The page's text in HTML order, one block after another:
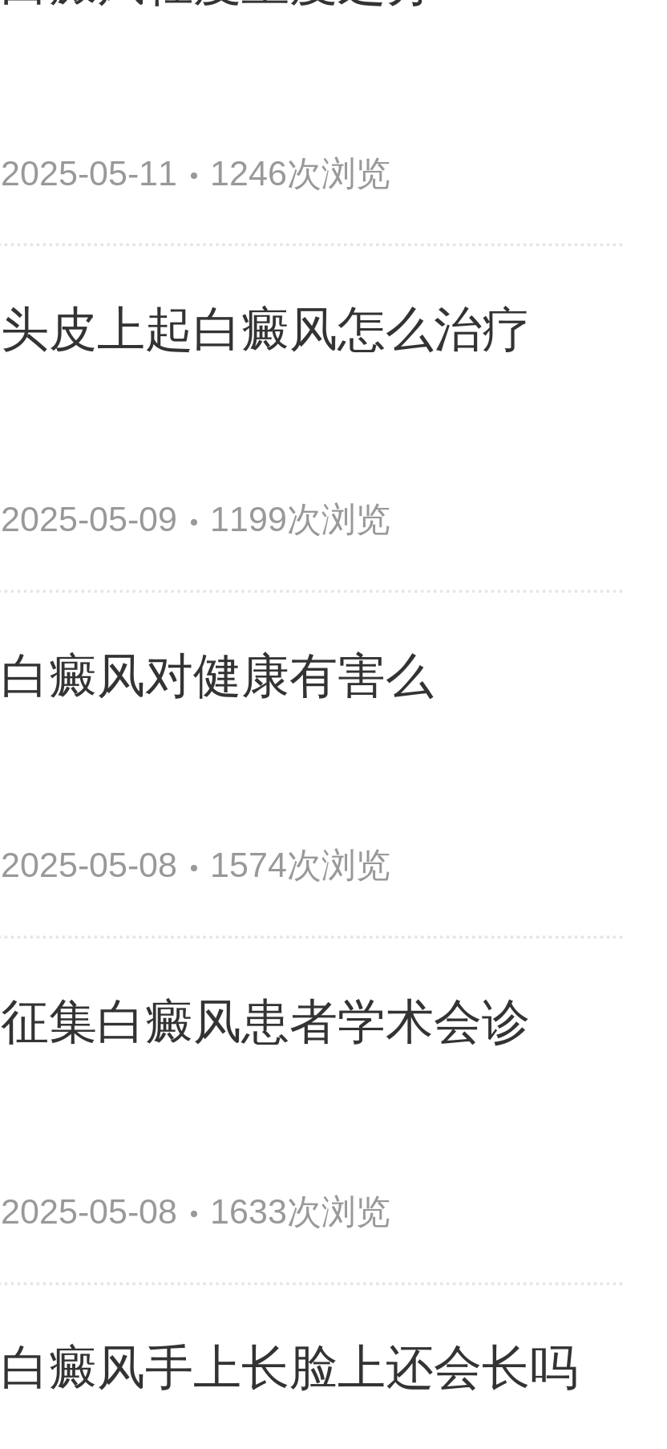
2025-05-11 1246次浏览
头皮上起白癜风怎么治疗
2025-05-09 1199次浏览
白癜风对健康有害么
2025-05-08 1574次浏览
征集白癜风患者学术会诊
2025-05-08 1633次浏览
白癜风手上长脸上还会长吗